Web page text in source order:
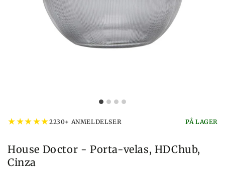
★★★★★2230+ ANMELDELSER PÅ LAGER
House Doctor - Porta-velas, HDChub,
Cinza